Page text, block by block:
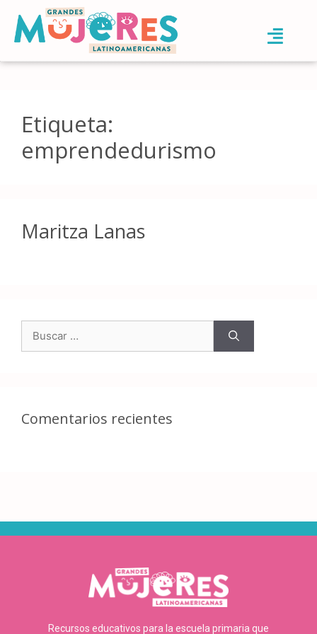
Etiqueta:
emprendedurismo
Maritza Lanas
Comentarios recientes
Recursos educativos para la escuela primaria que